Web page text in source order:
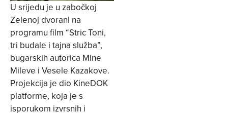
U srijedu je u zabočkoj
Zelenoj dvorani na
programu film “Stric Toni,
tri budale i tajna služba”,
bugarskih autorica Mine
Mileve i Vesele Kazakove.
Projekcija je dio KineDOK
platforme, koja je s
isporukom izvrsnih i